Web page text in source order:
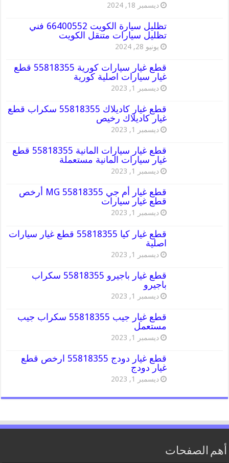
ديسمبر 18, 2024
تظليل سيارة الكويت 66400552 فني
تظليل سيارات متنقل الكويت
يونيو 28, 2024
قطع غيار سيارات كورية 55818355 قطع
غيار سيارات اصلية كورية
ديسمبر 1, 2023
قطع غيار كاديلاك 55818355 سكراب قطع
غيار كاديلاك رخيص
ديسمبر 1, 2023
قطع غيار سيارات المانية 55818355 قطع
غيار سيارات المانية مستعملة
ديسمبر 1, 2023
قطع غيار أم جي MG 55818355 أرخص
قطع غيار سيارات
ديسمبر 1, 2023
قطع غيار كيا 55818355 قطع غيار سيارات
اصلية
ديسمبر 1, 2023
قطع غيار باجيرو 55818355 سكراب
باجيرو
ديسمبر 1, 2023
قطع غيار جيب 55818355 سكراب جيب
مستعمل
ديسمبر 1, 2023
قطع غيار دودج 55818355 ارخص قطع
غيار دودج
ديسمبر 1, 2023
أهم الصفحات